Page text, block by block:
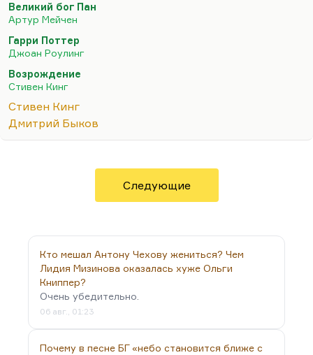
называет главным готическим произведением
мэйченовское «Великий бог Пан». А он регулярно
так делает, почему он считает высшим
достижением современной готики некоторые
эпизоды «Гарри Поттера» и «Стража» Чарльза
Готическое мировоззрение, которое продуцирует
определенные тексты… я, кстати говорю, редко
Великий бог Пан
Артур Мейчен
Гарри Поттер
Джоан Роулинг
Возрождение
Стивен Кинг
Стивен Кинг
Дмитрий Быков
Следующие
Кто мешал Антону Чехову жениться? Чем
Лидия Мизинова оказалась хуже Ольги
Книппер?
Очень убедительно.
06 авг., 01:23
Почему в песне БГ «небо становится ближе с